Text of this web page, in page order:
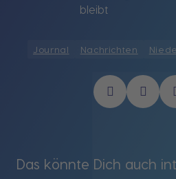
bleibt
Journal Nachrichten
Das könnte Dich auch